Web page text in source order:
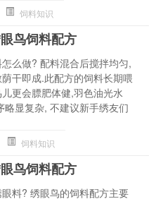
饲料知识
鸟饲料配方
么做? 配料混合后搅拌均匀,
干即成.此配方的饲料长期喂
更会膘肥体健,羽色油光水
略显复杂, 不建议新手绣友们
饲料知识
鸟饲料配方
料? 绣眼鸟的饲料配方主要